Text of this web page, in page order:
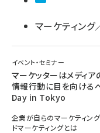
マーケティング
イベント・セミナー
マーケッターはメディ
情報行動に目を向け
Day in Tokyo
企業が自らのマーケティン
ドマーケティングとは